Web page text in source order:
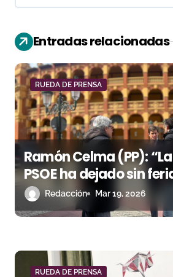
i
ó
n
d
e
e
n
t
r
Entradas relacionadas
RUEDA DE PRENSA
Ramón Celma (PP):
PSOE ha dejado sin
Jorge a Zaragoza y
el futuro de La
Redacción Mar 19, 2026
RUEDA DE PRENSA